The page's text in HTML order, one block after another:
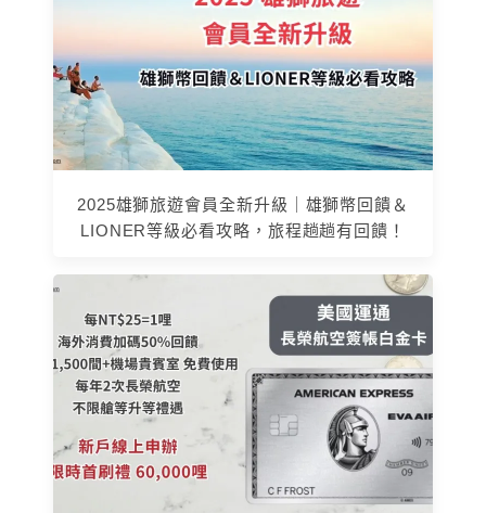
2025雄獅旅遊會員全新升級｜雄獅幣回饋＆
LIONER等級必看攻略，旅程趟趟有回饋！